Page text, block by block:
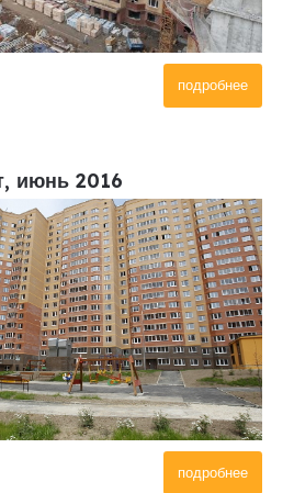
подробнее
июнь 2016
подробнее